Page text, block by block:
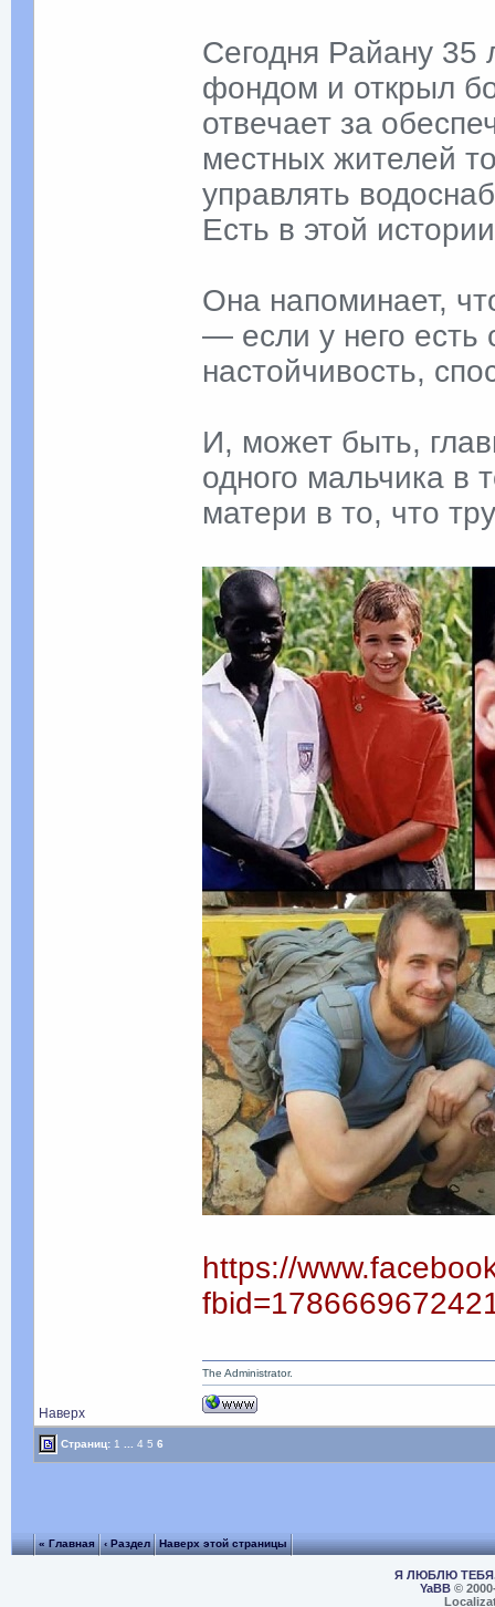
Сегодня Райану 35
фондом и открыл
отвечает за
местных жителей
управлять
Есть в этой
Она напоминает,
— если у него есть
настойчивость,
И, может быть,
одного мальчика в
матери в то, что
https://
Наверх
The Administrator.
Страниц: 1 4 5 6
« Главная ‹ Раздел Наверх этой страницы
Я ЛЮБЛЮ
YaBB©